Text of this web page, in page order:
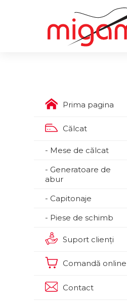
Prima pagina
Călcat
- Mese de călcat
- Generatoare de
abur
- Capitonaje
- Piese de schimb
Suport clienți
Comandă online
Contact